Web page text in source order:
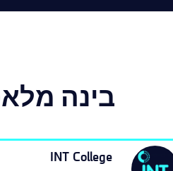
בינה
INT College